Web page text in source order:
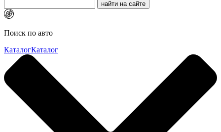
Поиск по авто
КаталогКаталог